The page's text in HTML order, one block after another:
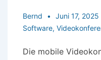
Bernd Juni 17, 2025
Software,
Die mobile